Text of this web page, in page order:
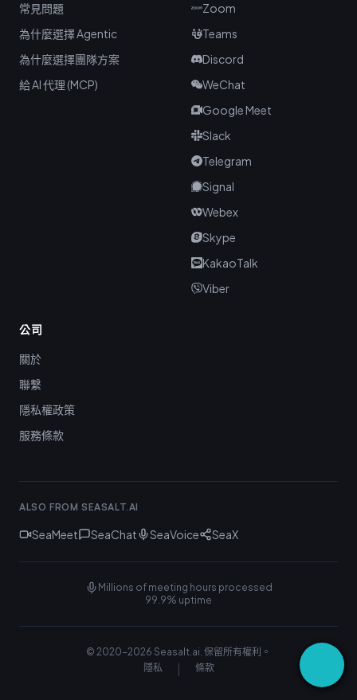
常見問題
為什麼選擇 Agentic
為什麼選擇團隊方案
給 AI 代理 (MCP)
Zoom
Teams
Discord
WeChat
Google Meet
Slack
Telegram
Signal
Webex
Skype
KakaoTalk
Viber
公司
關於
聯繫
隱私權政策
服務條款
ALSO FROM SEASALT.AI
SeaMeet SeaChat SeaVoice SeaX
Millions of meeting hours processed
99.9% uptime
© 2020-2026 Seasalt.ai. 保留所有權利。
隱私
| 條款